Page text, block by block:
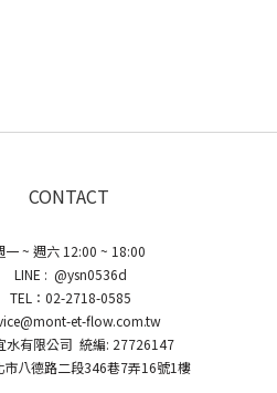
CONTACT
一 ~ 週六 12:00 ~ 18:00
LINE : @ysn0536d
TEL：02-2718-0585
et-flow.com.tw
水有限公司 統編: 27726147
市八德路二段346巷7弄16號1樓